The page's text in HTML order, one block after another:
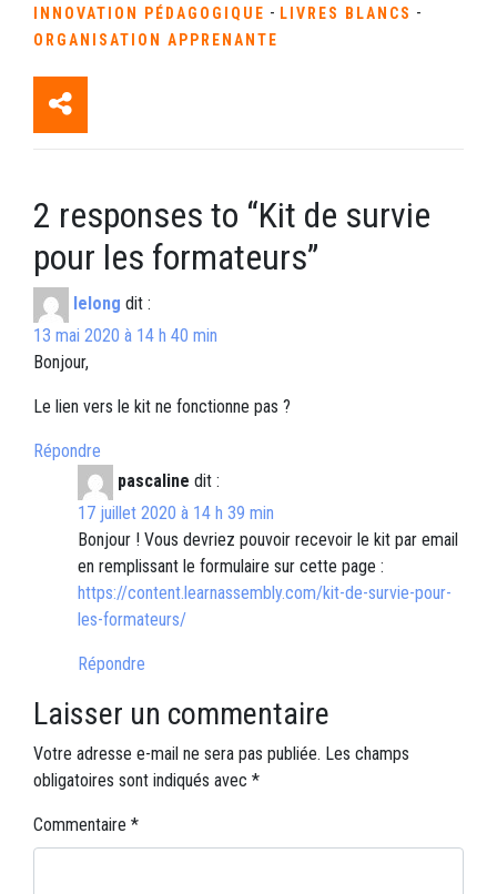
INNOVATION PÉDAGOGIQUE - LIVRES BLANCS -
ORGANISATION APPRENANTE
2 responses to “Kit de survie
pour les formateurs”
lelong dit :
13 mai 2020 à 14 h 40 min
Bonjour,
Le lien vers le kit ne fonctionne pas ?
Répondre
pascaline dit :
17 juillet 2020 à 14 h 39 min
Bonjour ! Vous devriez pouvoir recevoir le kit par email
en remplissant le formulaire sur cette page :
https://content.learnassembly.com/kit-de-survie-pour-
les-formateurs/
Répondre
Laisser un commentaire
Votre adresse e-mail ne sera pas publiée. Les champs
obligatoires sont indiqués avec *
Commentaire *